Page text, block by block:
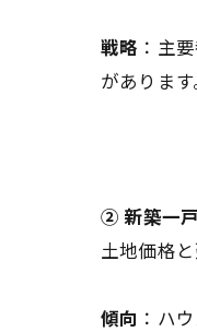
戦略 ：主
があります
② 新築一
土地価格
傾向 ：ハ